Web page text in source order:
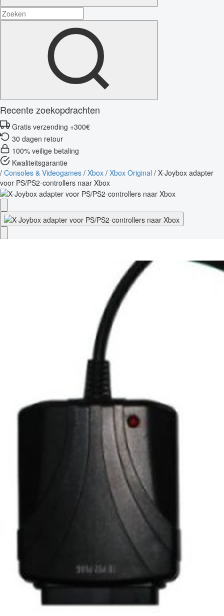
Recente zoekopdrachten
Gratis verzending +300€
30 dagen retour
100% veilige betaling
Kwaliteitsgarantie
/ Consoles & Videogames / Xbox / Xbox Original / X-Joybox adapter
voor PS/PS2-controllers naar Xbox